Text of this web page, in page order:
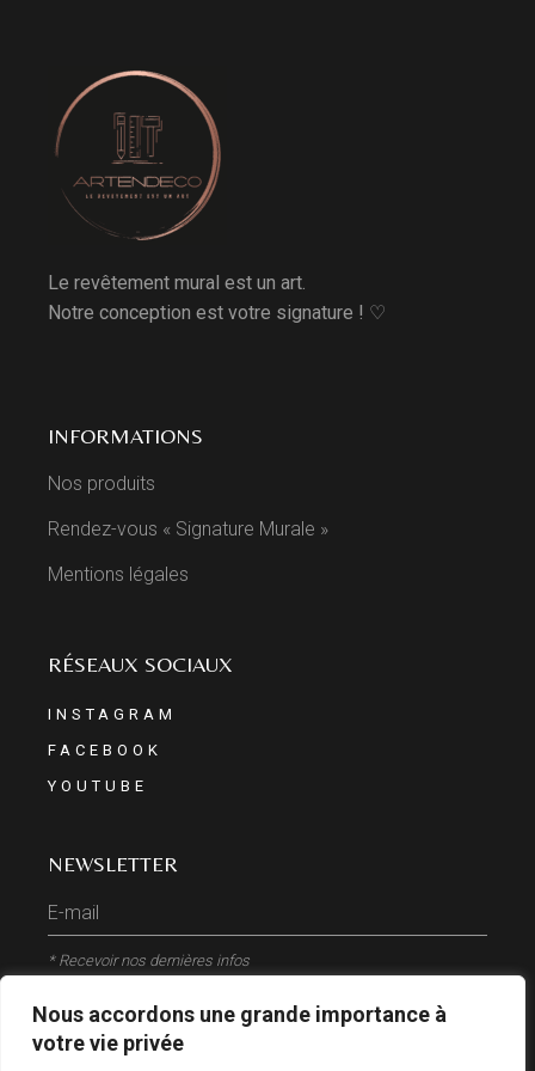
Nous accordons une grande importance à
votre vie privée
Le revêtement mural est un art.
Notre conception est votre signature ! ♡
INFORMATIONS
Nos produits
Rendez-vous « Signature Murale »
Mentions légales
RÉSEAUX SOCIAUX
INSTAGRAM
FACEBOOK
YOUTUBE
NEWSLETTER
* Recevoir nos dernières infos
ENVOYER